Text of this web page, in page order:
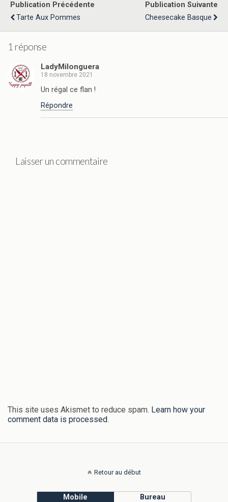
Publication Précédente
Tarte Aux Pommes
Publication Suivante
Cheesecake Basque
1 réponse
LadyMilonguera
18 novembre 2021
Un régal ce flan !
Répondre
Laisser un commentaire
This site uses Akismet to reduce spam. Learn how your
comment data is processed.
Retour au début
Mobile Bureau